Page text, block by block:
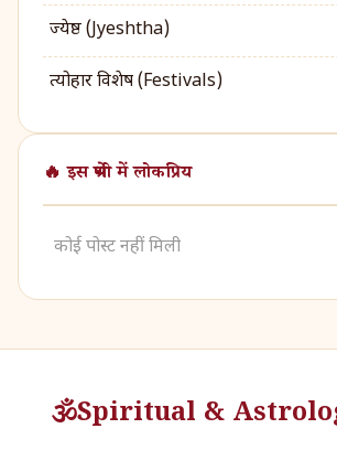
ज्येष्ठ (Jyeshtha)
त्योहार विशेष (Festivals)
🔥 इस श्रेणी में लोकप्रिय
कोई पोस्ट नहीं मिली
🕉️Spiritual &